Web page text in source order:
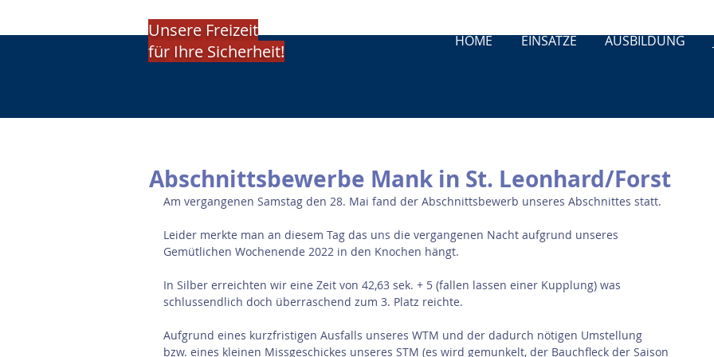
Unsere Freizeit
für Ihre Sicherheit!
HOME EINSÄTZE AUSBILDUNG
Abschnittsbewerbe Mank in St. Leonhard/Forst
Am vergangenen Samstag den 28. Mai fand der Abschnittsbewerb unseres Abschnittes statt.
Leider merkte man an diesem Tag das uns die vergangenen Nacht aufgrund unseres
Gemütlichen Wochenende 2022 in den Knochen hängt.
In Silber erreichten wir eine Zeit von 42,63 sek. + 5 (fallen lassen einer Kupplung) was
schlussendlich doch überraschend zum 3. Platz reichte.
Aufgrund eines kurzfristigen Ausfalls unseres WTM und der dadurch nötigen Umstellung
bzw. eines kleinen Missgeschickes unseres STM (es wird gemunkelt, der Bauchfleck der Saison